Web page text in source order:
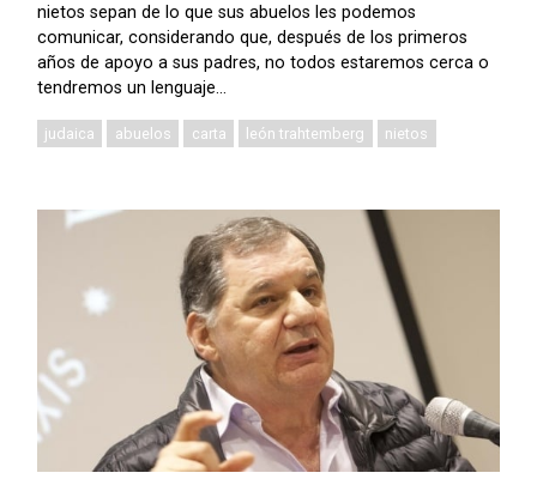
nietos sepan de lo que sus abuelos les podemos
comunicar, considerando que, después de los primeros
años de apoyo a sus padres, no todos estaremos cerca o
tendremos un lenguaje...
judaica abuelos carta león trahtemberg nietos